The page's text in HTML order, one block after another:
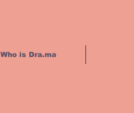
Who is Dra.ma